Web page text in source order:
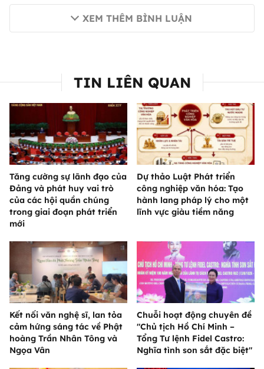
XEM THÊM BÌNH LUẬN
TIN LIÊN QUAN
Tăng cường sự lãnh đạo của
Đảng và phát huy vai trò
của các hội quần chúng
trong giai đoạn phát triển
mới
Dự thảo Luật Phát triển
công nghiệp văn hóa: Tạo
hành lang pháp lý cho một
lĩnh vực giàu tiềm năng
Kết nối văn nghệ sĩ, lan tỏa
cảm hứng sáng tác về Phật
hoàng Trần Nhân Tông và
Ngọa Vân
Chuỗi hoạt động chuyên đề
"Chủ tịch Hồ Chí Minh –
Tổng Tư lệnh Fidel Castro:
Nghĩa tình son sắt đặc biệt"